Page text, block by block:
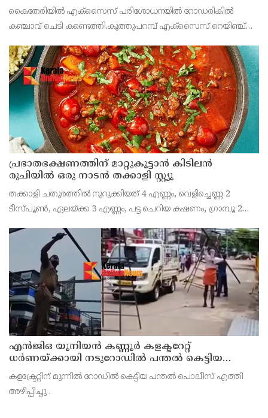
കൈതേരിയിൽ എക്സൈസ് പരിശോധനയിൽ റോഡരികിൽ
കഞ്ചാവ് ചെടി കണ്ടെത്തി.കൂത്തുപറമ്പ് എക്സൈസ് റെയിഞ്ച്
നടത്തിയ
പ്രഭാതഭക്ഷണത്തിന് മാറ്റുകൂട്ടാൻ കിടിലൻ
രുചിയിൽ ഒരു നാടൻ തക്കാളി സ്റ്റ്യൂ
തക്കാളി ചതുരത്തിൽ നുറുക്കിയത് 4 എണ്ണം, വെളിച്ചെണ്ണ 2
ടീസ്പൂൺ, ഏലയ്ക്ക 3 എണ്ണം, പട്ട ചെറിയ കഷണം, ഗ്രാമ്പൂ 2
ചുവന്ന മുളക് 2 എണ്ണം
എൻജിഒ യൂനിയൻ കണ്ണൂർ കളക്ടറേറ്റ്
ധർണയ്ക്കായി നടുറോഡിൽ പന്തൽ കെട്ടിയ
പൊലീസ് എത്തി അഴിപ്പിച്ചു
കളക്ട്രേറ്റിന് മുന്നിൽ റോഡിൽ കെട്ടിയ പന്തൽ പൊലീസ് എത്തി
അഴിപ്പിച്ചു .